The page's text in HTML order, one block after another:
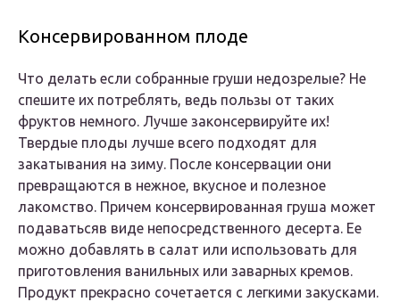
Консервированном плоде
Что делать если собранные груши недозрелые? Не
спешите их потреблять, ведь пользы от таких
фруктов немного. Лучше законсервируйте их!
Твердые плоды лучше всего подходят для
закатывания на зиму. После консервации они
превращаются в нежное, вкусное и полезное
лакомство. Причем консервированная груша может
подаватьсяв виде непосредственного десерта. Ее
можно добавлять в салат или использовать для
приготовления ванильных или заварных кремов.
Продукт прекрасно сочетается с легкими закусками.